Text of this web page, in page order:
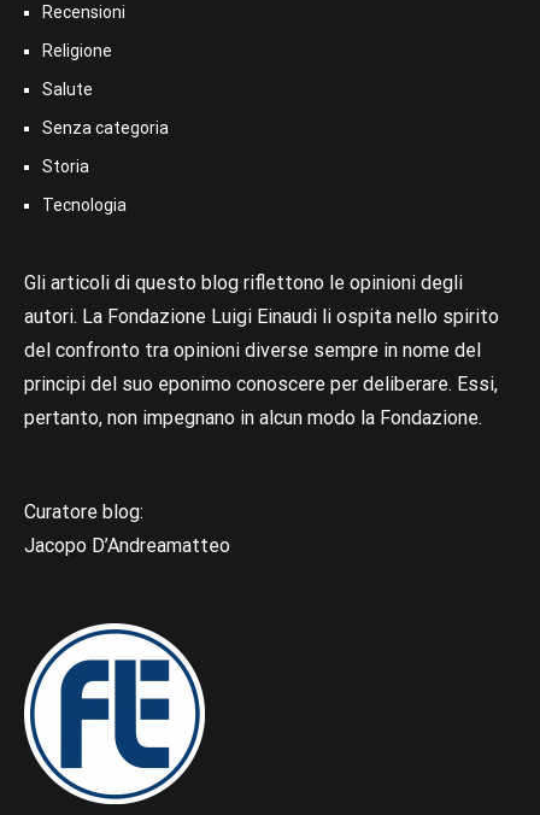
Recensioni
Religione
Salute
Senza categoria
Storia
Tecnologia
Gli articoli di questo blog riflettono le opinioni degli
autori. La Fondazione Luigi Einaudi li ospita nello spirito
del confronto tra opinioni diverse sempre in nome del
principi del suo eponimo conoscere per deliberare. Essi,
pertanto, non impegnano in alcun modo la Fondazione.
Curatore blog:
Jacopo D’Andreamatteo